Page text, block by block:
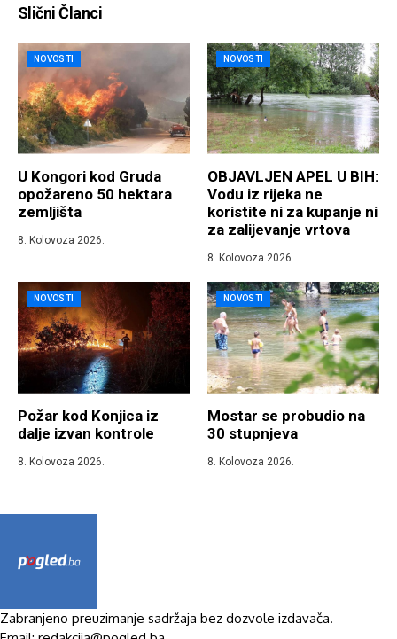
Slični Članci
NOVOSTI
U Kongori kod Gruda
opožareno 50 hektara
zemljišta
8. Kolovoza 2026.
NOVOSTI
OBJAVLJEN APEL U BIH:
Vodu iz rijeka ne
koristite ni za kupanje ni
za zalijevanje vrtova
8. Kolovoza 2026.
NOVOSTI
Požar kod Konjica iz
dalje izvan kontrole
8. Kolovoza 2026.
NOVOSTI
Mostar se probudio na
30 stupnjeva
8. Kolovoza 2026.
Zabranjeno preuzimanje sadržaja bez dozvole izdavača.